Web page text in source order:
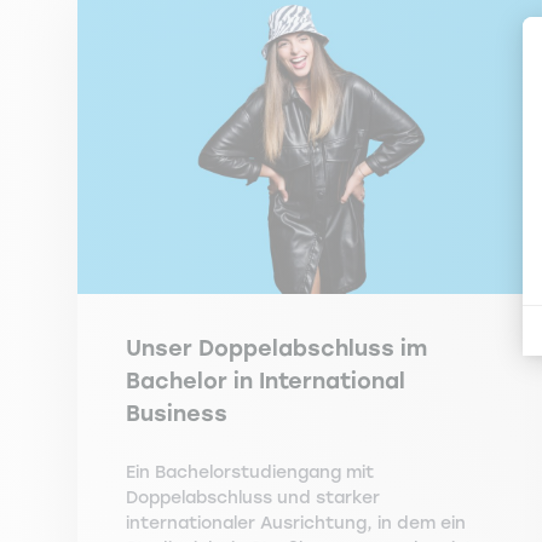
Unser Doppelabschluss im
Bachelor in International
Business
Ein Bachelorstudiengang mit
Doppelabschluss und starker
internationaler Ausrichtung, in dem ein